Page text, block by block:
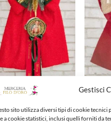
Gestisci
sito utilizza diversi tipi di cookie
a cookie statistici, inclusi quelli forniti da
Aggiungi
alla lista
desideri
NATALIZIO
€
FIOCCO
45,00€